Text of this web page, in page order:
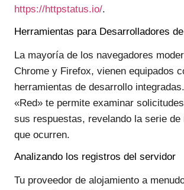
https://httpstatus.io/.
Herramientas para Desarrolladores
La mayoría de los navegadores
Chrome y Firefox, vienen equipados
herramientas de desarrollo
«Red» te permite examinar
sus respuestas, revelando la serie de
que ocurren.
Analizando los registros del servidor
Tu proveedor de alojamiento a